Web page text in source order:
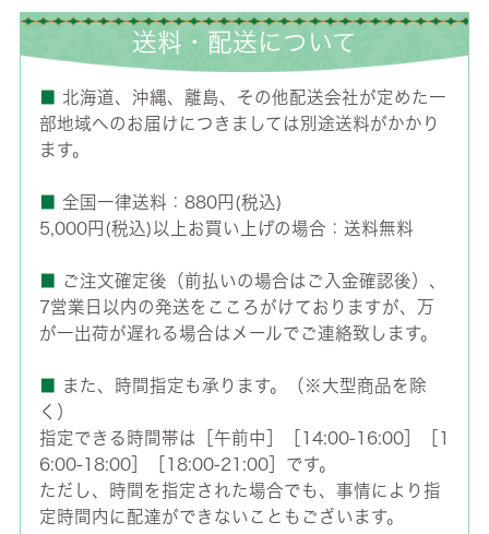
送料・配送について
北海道、沖縄、離島、その他配送会社が定めた一
部地域へのお届けにつきましては別途送料がかかり
ます。
全国一律送料：880円(税込)
5,000円(税込)以上お買い上げの場合：送料無料
ご注文確定後（前払いの場合はご入金確認後）、
7営業日以内の発送をこころがけておりますが、万
が一出荷が遅れる場合はメールでご連絡致します。
また、時間指定も承ります。（※大型商品を除
く）
指定できる時間帯は［午前中］［14:00-16:00］［1
6:00-18:00］［18:00-21:00］です。
ただし、時間を指定された場合でも、事情により指
定時間内に配達ができないこともございます。